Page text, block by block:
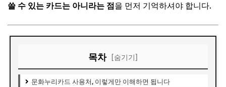
쓸 수 있는 카드는 아니라는 점을 먼저 기억하셔야 합니다.
목차 [숨기기]
문화누리카드 사용처, 이렇게만 이해하면 됩니다